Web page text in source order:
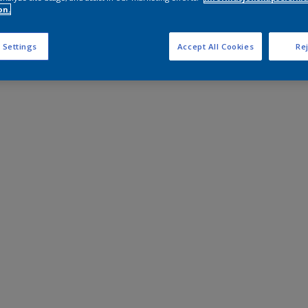
Settings Accept All Cookies